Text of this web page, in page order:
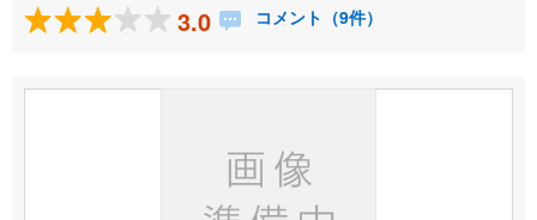
3.0 コメント（9件）